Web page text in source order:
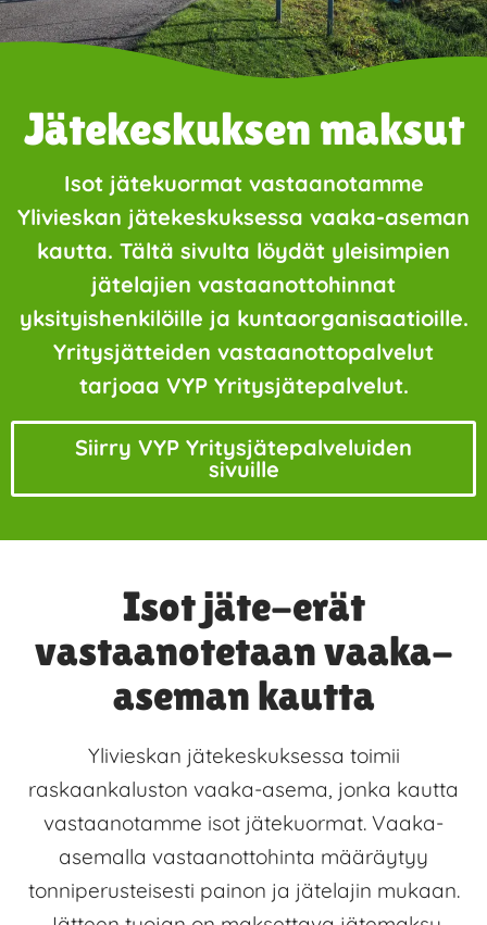
Jätekeskuksen maksut
Isot jätekuormat vastaanotamme
Ylivieskan jätekeskuksessa vaaka-aseman
kautta. Tältä sivulta löydät yleisimpien
jätelajien vastaanottohinnat
yksityishenkilöille ja kuntaorganisaatioille.
Yritysjätteiden vastaanottopalvelut
tarjoaa VYP Yritysjätepalvelut.
Siirry VYP Yritysjätepalveluiden
sivuille
Isot jäte-erät
vastaanotetaan vaaka-
aseman kautta
Ylivieskan jätekeskuksessa toimii
raskaankaluston vaaka-asema, jonka kautta
vastaanotamme isot jätekuormat. Vaaka-
asemalla vastaanottohinta määräytyy
tonniperusteisesti painon ja jätelajin mukaan.